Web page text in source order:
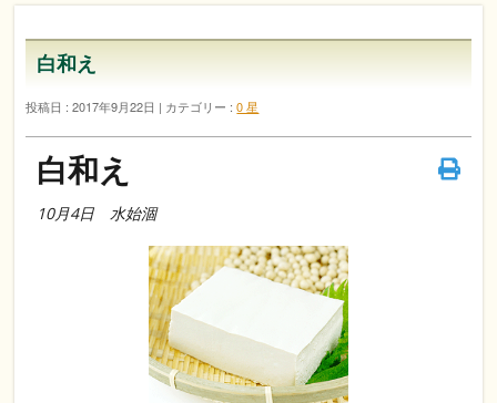
白和え
投稿日 : 2017年9月22日 カテゴリー :0 星
白和え
10月4日 水始涸